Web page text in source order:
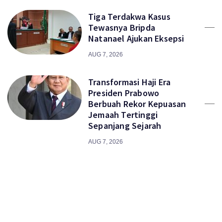
Tiga Terdakwa Kasus
Tewasnya Bripda
Natanael Ajukan Eksepsi
AUG 7, 2026
Transformasi Haji Era
Presiden Prabowo
Berbuah Rekor Kepuasan
Jemaah Tertinggi
Sepanjang Sejarah
AUG 7, 2026